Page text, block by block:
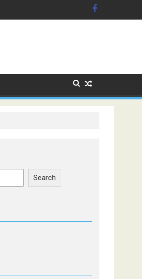
Search